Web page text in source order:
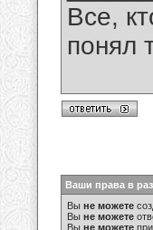
Все,
понял
Ваши права в
Вы не можете
Вы не можете
Вы не можете